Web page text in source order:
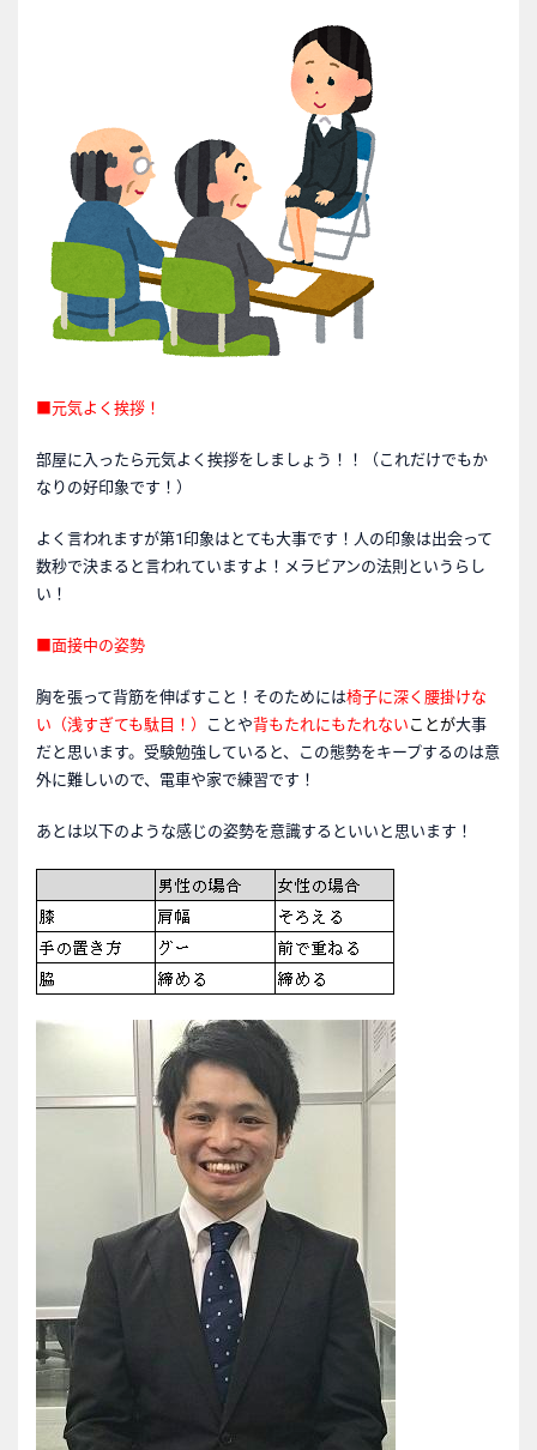
■元気よく挨拶！
部屋に入ったら元気よく挨拶をしましょう！！（これだけでもか
なりの好印象です！）
よく言われますが第1印象はとても大事です！人の印象は出会って
数秒で決まると言われていますよ！メラビアンの法則というらし
い！
■面接中の姿勢
胸を張って背筋を伸ばすこと！そのためには椅子に深く腰掛けな
い（浅すぎても駄目！）
ことや背もたれにもたれない ことが大事
だと思います。受験勉強していると、この態勢をキープするのは意
外に難しいので、電車や家で練習です！
あとは以下のような感じの姿勢を意識するといいと思います！